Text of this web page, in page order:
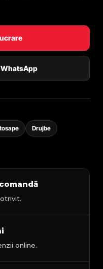
WhatsApp
Drujbe
online.